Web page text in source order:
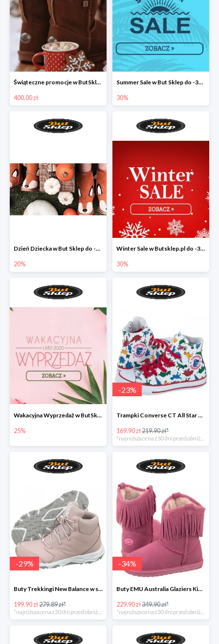
Świąteczne promocje w ButSklep
400.00 zł
Summer Sale w But Sklep do -30%
30%
Dzień Dziecka w But Sklep do -20%
20%
Winter Sale w Butsklep.pl do -30%
30%
Wakacyjna Wyprzedaż w ButSklep.pl do -25
25%
-23%
Trampki Converse CT All Star w super cenie
169.90 zł219.90 zł*
-29%
Buty Trekkingi New Balance w super cenie
199.90 zł279.89 zł*
*najniższa cena z 30 dni przed obniżką
-34%
Buty EMU Australia Glaziers Kids Bubblegum
229.90 zł349.90 zł*
*najniższa cena z 30 dni przed obniżką